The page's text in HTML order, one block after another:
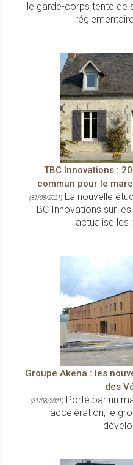
le garde-corps tente de
TBC Innovations :
commun pour le
(31/08/2021) La nouvelle
TBC Innovations sur
actualise les
Groupe Akena : les
des
(31/08/2021)Porté par un
accélération, le